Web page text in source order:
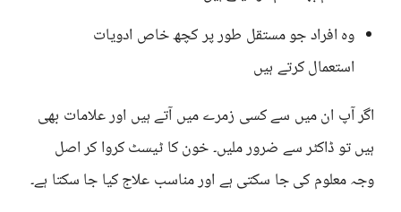
وہ افراد جو مستقل طور پر کچھ خاص ادویات
استعمال کرتے ہیں
اگر آپ ان میں سے کسی زمرے میں آتے ہیں اور علامات بھی
ہیں تو ڈاکٹر سے ضرور ملیں۔ خون کا ٹیسٹ کروا کر اصل
وجہ معلوم کی جا سکتی ہے اور مناسب علاج کیا جا سکتا ہے۔